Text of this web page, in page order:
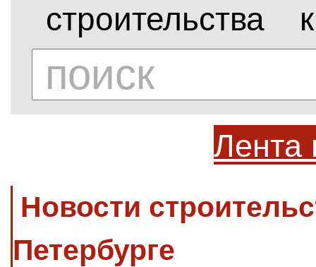
строительства
Лента
Новости
Петербурге